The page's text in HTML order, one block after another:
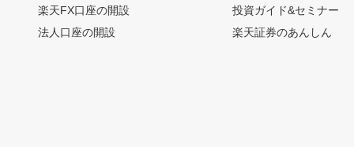
楽天FX口座の開設
法人口座の開設
投資ガイド&セミナー
楽天証券のあんしん